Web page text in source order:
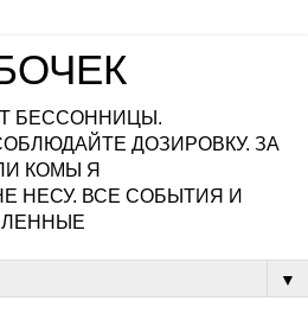
БЕССОННИЦЫ.
ДОЗИРОВКУ. ЗА
КОМЫ Я
НЕСУ. ВСЕ СОБЫТИЯ И
▼